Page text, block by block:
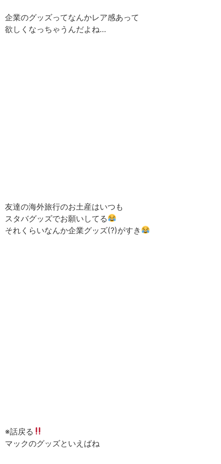
企業のグッズってなんかレア感あって
欲しくなっちゃうんだよね…
友達の海外旅行のお土産はいつも
スタバグッズでお願いしてる
それくらいなんか企業グッズ(?)がすき
※話戻る
マックのグッズといえばね